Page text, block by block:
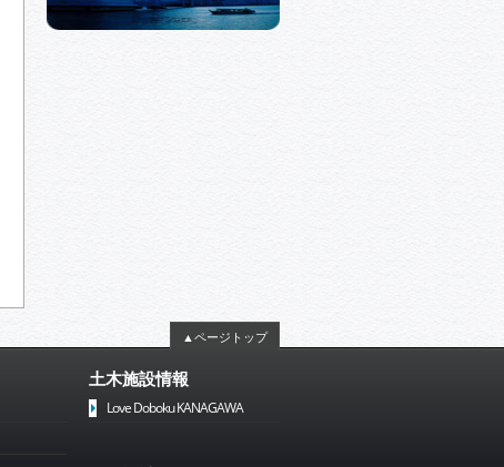
▲ページトップ
土木施設情報
Love Doboku KANAGAWA